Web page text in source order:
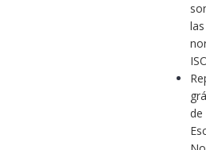
las
de